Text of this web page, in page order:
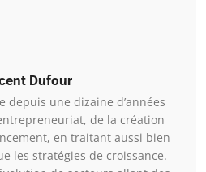
Dufour
depuis une dizaine d’années
de la création
en traitant aussi bien
les stratégies de croissance.